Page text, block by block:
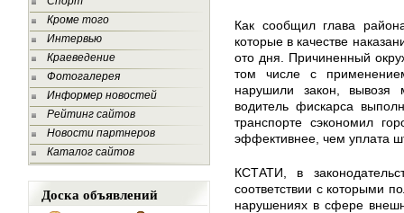
Кроме того
Интервью
Краеведение
Фотогалерея
Информер новостей
Рейтинг сайтов
Новости партнеров
Каталог сайтов
Доска объявлений
Как сообщил глава
которые в качестве
ото дня. Причиненный
том числе с
нарушили закон, вывозя
водитель фискарса
транспорте сэкономил
эффективнее, чем уплата
КСТАТИ, в
соответствии с которыми
нарушениях в сфере